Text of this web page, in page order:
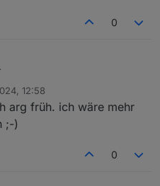
0
ich halt erst nach einem
12:58
arg früh. ich wäre mehr
;-)
0